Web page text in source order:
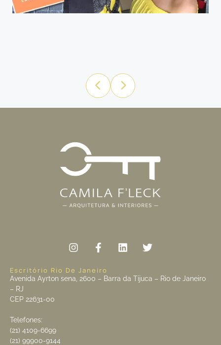
Escritório Rio De Janeiro
Avenida Ayrton sena, 2600 – Barra da Tijuca – Rio de Janeiro
– RJ
CEP 22631-00
Telefones:
(21) 4109-6699
(21) 99900-9144